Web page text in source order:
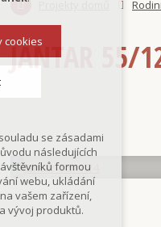
JANTAR 55/
cookies
webu
(session):
jazyka, apod.
se zásadami
následujících
formou
webu, ukládání
vašem zařízení,
vývoj produktů.